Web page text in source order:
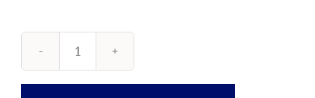
Oplader
trainingsbatterij
aantal